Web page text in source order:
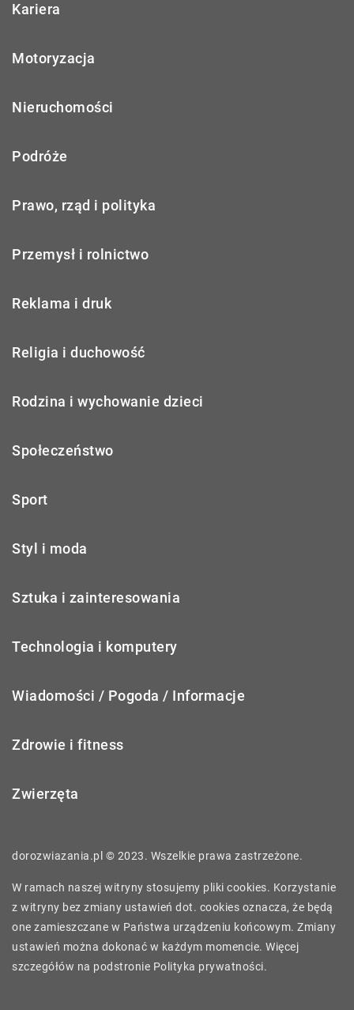
Kariera
Motoryzacja
Nieruchomości
Podróże
Prawo, rząd i polityka
Przemysł i rolnictwo
Reklama i druk
Religia i duchowość
Rodzina i wychowanie dzieci
Społeczeństwo
Sport
Styl i moda
Sztuka i zainteresowania
Technologia i komputery
Wiadomości / Pogoda / Informacje
Zdrowie i fitness
Zwierzęta
dorozwiazania.pl © 2023. Wszelkie prawa zastrzeżone.
W ramach naszej witryny stosujemy pliki cookies. Korzystanie
z witryny bez zmiany ustawień dot. cookies oznacza, że będą
one zamieszczane w Państwa urządzeniu końcowym. Zmiany
ustawień można dokonać w każdym momencie. Więcej
szczegółów na podstronie Polityka prywatności.